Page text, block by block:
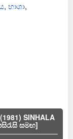
, භාශා,
SINHALA
සමඟ]